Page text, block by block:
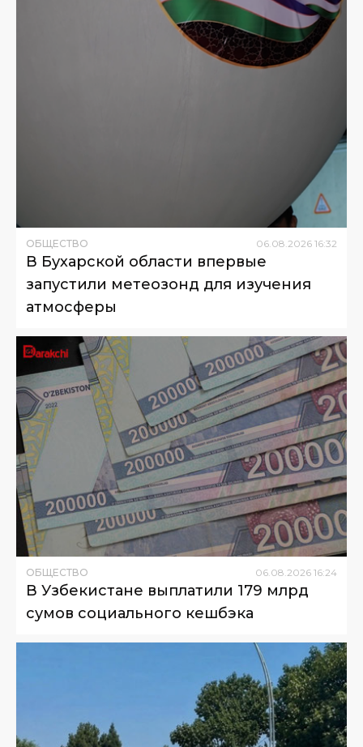
ОБЩЕСТВО 06.08.2026 16:32
В Бухарской области впервые
запустили метеозонд для изучения
атмосферы
ОБЩЕСТВО 06.08.2026 16:24
В Узбекистане выплатили 179 млрд
сумов социального кешбэка